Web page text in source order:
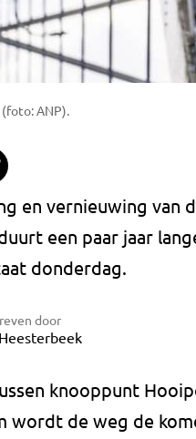
ANP).
en vernieuwing van
een paar jaar
donderdag.
door
knooppunt
wordt de weg de